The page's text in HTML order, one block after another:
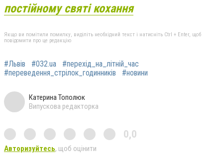
постійному святі кохання
Якщо ви помітили помилку, виділіть необхідний текст і натисніть Ctrl + Enter, щоб
повідомити про це редакцію
#Львів #032.ua
#перехід_на_літній_час
#переведення_стрілок_годинників
#новини
Катерина Тополюк
Випускова редакторка
0,0
Авторизуйтесь, щоб оцінити